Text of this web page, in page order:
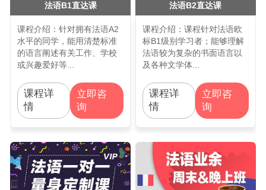
法语B1直达课
课程介绍：针对拥有法语A2
水平的同学，能用清楚标准
的语言阐述有关工作、学校
或兴趣爱好等...
课程详
情
立即咨
询
法语B2直达课
课程介绍：课程针对法语欧
标B1级别学习者；能够理解
法语较为复杂的书面语言以
及各种文学体...
课程详
情
立即咨
询